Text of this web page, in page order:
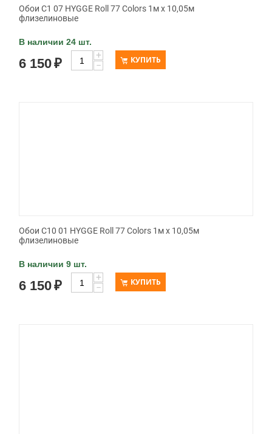
Обои C1 07 HYGGE Roll 77 Colors 1м х 10,05м
флизелиновые
В наличии 24 шт.
6 150₽
+
−
КУПИТЬ
Обои C10 01 HYGGE Roll 77 Colors 1м х 10,05м
флизелиновые
В наличии 9 шт.
6 150₽
+
−
КУПИТЬ